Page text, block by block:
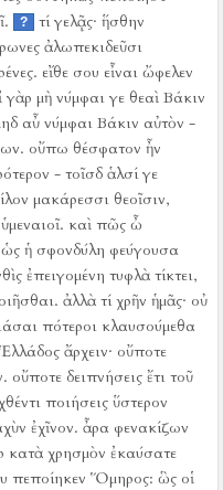
? τί γελᾷς· ἥσθην
ἀλωπεκιδεῦσι
εἴθε σου εἶναι ὤφελεν
γὰρ μὴ νύμφαι γε θεαὶ Βάκιν
αὖ νύμφαι Βάκιν αὐτὸν -
οὔπω θέσφατον ἦν
- τοῖσδ ἁλσί γε
μακάρεσσι θεοῖσιν,
καὶ πῶς ὦ
ὡς ἡ σφονδύλη φεύγουσα
ἐπειγομένη τυφλὰ τίκτει,
ἀλλὰ τί χρῆν ἡμᾶς· οὐ
πότεροι κλαυσούμεθα
ἄρχειν· οὔποτε
οὔποτε δειπνήσεις ἔτι τοῦ
ποιήσεις ὕστερον
ἐχῖνον. ἆρα φενακίζων
κατὰ χρησμὸν ἐκαύσατε
πεποίηκεν Ὅμηρος: ὣς οἱ